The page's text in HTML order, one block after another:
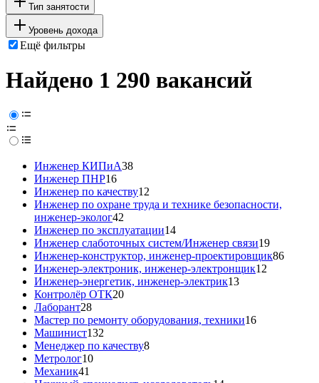
Тип занятости
Уровень дохода
Ещё фильтры
Найдено 1 290 вакансий
Инженер КИПиА38
Инженер ПНР16
Инженер по качеству12
Инженер по охране труда и технике безопасности,
инженер-эколог42
Инженер по эксплуатации14
Инженер слаботочных систем/Инженер связи19
Инженер-конструктор, инженер-проектировщик86
Инженер-электроник, инженер-электронщик12
Инженер-энергетик, инженер-электрик13
Контролёр ОТК20
Лаборант28
Мастер по ремонту оборудования, техники16
Машинист132
Менеджер по качеству8
Метролог10
Механик41